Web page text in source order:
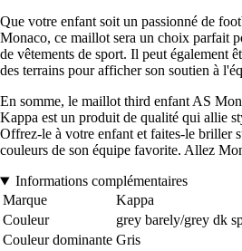
Que votre enfant soit un passionné de
Monaco, ce maillot sera un choix parfait
de vêtements de sport. Il peut également
des terrains pour afficher son soutien à
En somme, le maillot third enfant AS
Kappa est un produit de qualité qui allie
Offrez-le à votre enfant et faites-le briller
couleurs de son équipe favorite. Allez
Informations complémentaires
Marque
Kappa
Couleur
grey barely/grey dk
Couleur dominante Gris